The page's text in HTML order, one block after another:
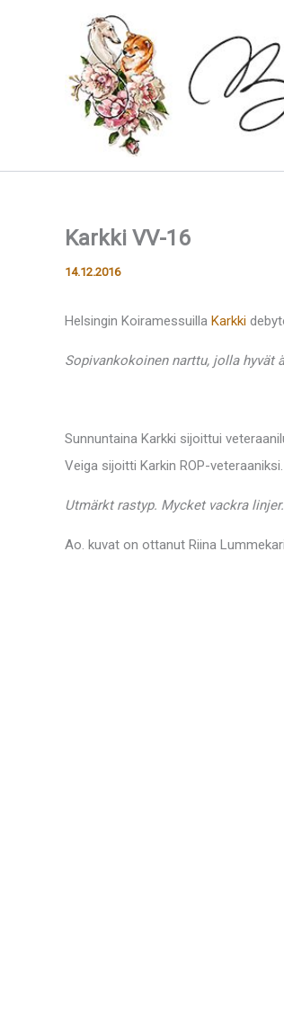
Karkki VV-16
14.12.2016
Helsingin Koiramessuilla Karkki
Sopivankokoinen narttu, jolla hyvät
Sunnuntaina Karkki sijoittui
Veiga sijoitti Karkin ROP-veteraaniksi.
Utmärkt rastyp. Mycket vackra
Ao. kuvat on ottanut Riina